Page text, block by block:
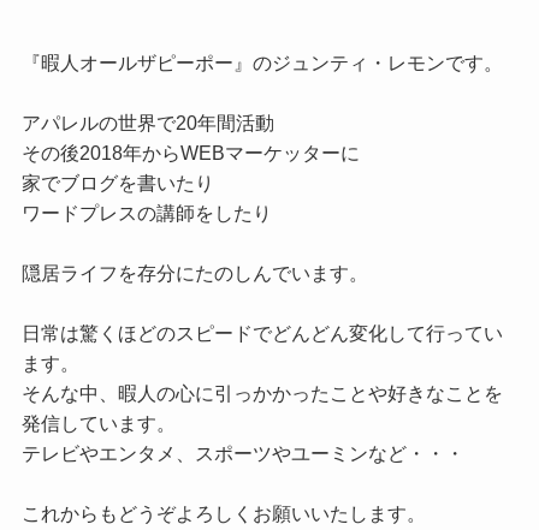
『暇人オールザピーポー』のジュンティ・レモンです。
アパレルの世界で20年間活動
その後2018年からWEBマーケッターに
家でブログを書いたり
ワードプレスの講師をしたり
隠居ライフを存分にたのしんでいます。
日常は驚くほどのスピードでどんどん変化して行ってい
ます。
そんな中、暇人の心に引っかかったことや好きなことを
発信しています。
テレビやエンタメ、スポーツやユーミンなど・・・
これからもどうぞよろしくお願いいたします。